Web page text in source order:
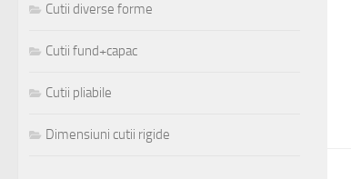
Cutii diverse forme
Cutii fund+capac
Cutii pliabile
Dimensiuni cutii rigide